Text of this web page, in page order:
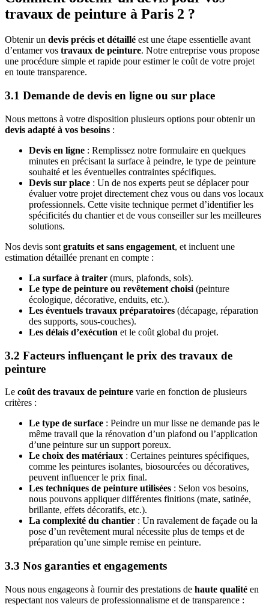
travaux de peinture à Paris 2 ?
Obtenir un devis précis et détaillé est une étape essentielle avant
d’entamer vos travaux de peinture. Notre entreprise vous propose
une procédure simple et rapide pour estimer le coût de votre projet
en toute transparence.
3.1 Demande de devis en ligne ou sur place
Nous mettons à votre disposition plusieurs options pour obtenir un
devis adapté à vos besoins :
Devis en ligne : Remplissez notre formulaire en quelques
minutes en précisant la surface à peindre, le type de peinture
souhaité et les éventuelles contraintes spécifiques.
Devis sur place : Un de nos experts peut se déplacer pour
évaluer votre projet directement chez vous ou dans vos locaux
professionnels. Cette visite technique permet d’identifier les
spécificités du chantier et de vous conseiller sur les meilleures
solutions.
Nos devis sont gratuits et sans engagement, et incluent une
estimation détaillée prenant en compte :
La surface à traiter (murs, plafonds, sols).
Le type de peinture ou revêtement choisi (peinture
écologique, décorative, enduits, etc.).
Les éventuels travaux préparatoires (décapage, réparation
des supports, sous-couches).
Les délais d’exécution et le coût global du projet.
3.2 Facteurs influençant le prix des travaux de
peinture
Le coût des travaux de peinture varie en fonction de plusieurs
critères :
Le type de surface : Peindre un mur lisse ne demande pas le
même travail que la rénovation d’un plafond ou l’application
d’une peinture sur un support poreux.
Le choix des matériaux : Certaines peintures spécifiques,
comme les peintures isolantes, biosourcées ou décoratives,
peuvent influencer le prix final.
Les techniques de peinture utilisées : Selon vos besoins,
nous pouvons appliquer différentes finitions (mate, satinée,
brillante, effets décoratifs, etc.).
La complexité du chantier : Un ravalement de façade ou la
pose d’un revêtement mural nécessite plus de temps et de
préparation qu’une simple remise en peinture.
3.3 Nos garanties et engagements
Nous nous engageons à fournir des prestations de haute qualité en
respectant nos valeurs de professionnalisme et de transparence :